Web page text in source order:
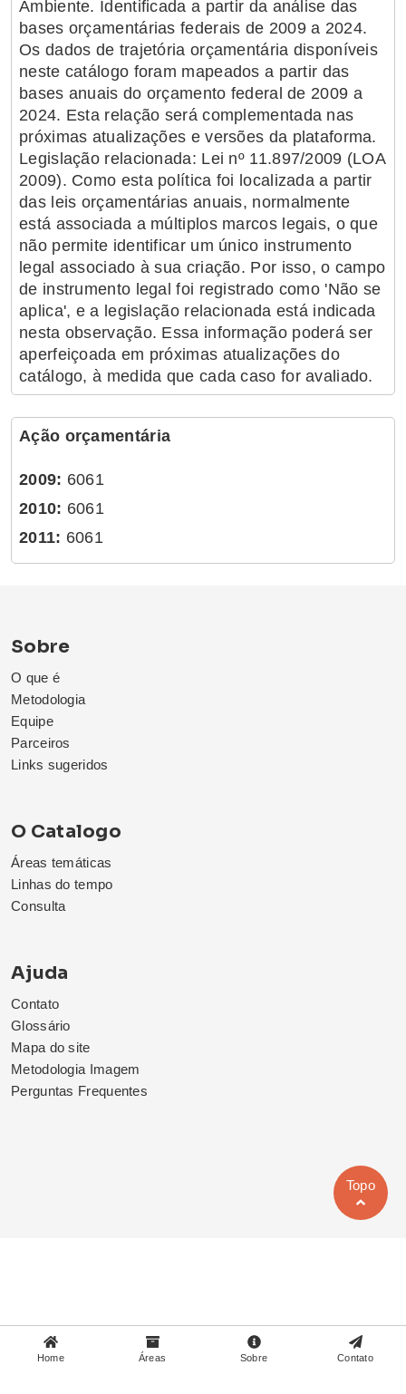
Ambiente. Identificada a partir da análise das
bases orçamentárias federais de 2009 a 2024.
Os dados de trajetória orçamentária disponíveis
neste catálogo foram mapeados a partir das
bases anuais do orçamento federal de 2009 a
2024. Esta relação será complementada nas
próximas atualizações e versões da plataforma.
Legislação relacionada: Lei nº 11.897/2009 (LOA
2009). Como esta política foi localizada a partir
das leis orçamentárias anuais, normalmente
está associada a múltiplos marcos legais, o que
não permite identificar um único instrumento
legal associado à sua criação. Por isso, o campo
de instrumento legal foi registrado como 'Não se
aplica', e a legislação relacionada está indicada
nesta observação. Essa informação poderá ser
aperfeiçoada em próximas atualizações do
catálogo, à medida que cada caso for avaliado.
Ação orçamentária
2009: 6061
2010: 6061
2011: 6061
Home Áreas Sobre Contato
Sobre
O que é
Metodologia
Equipe
Parceiros
Links sugeridos
O Catalogo
Áreas temáticas
Linhas do tempo
Consulta
Ajuda
Contato
Glossário
Mapa do site
Metodologia Imagem
Perguntas Frequentes
Topo